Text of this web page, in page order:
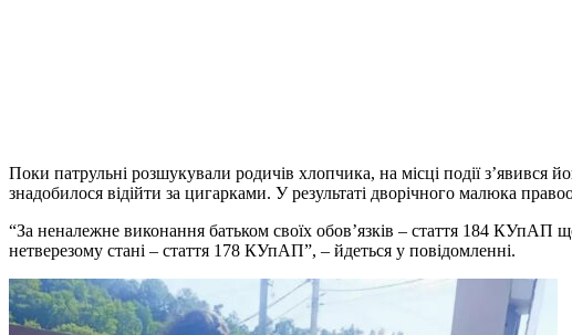
Поки патрульні розшукували родичів хлопчика, на місці події з’явився
знадобилося відійти за цигарками. У результаті дворічного малюка
“За неналежне виконання батьком своїх обов’язків – стаття 184 КУпАП
нетверезому стані – стаття 178 КУпАП”, – йдеться у повідомленні.